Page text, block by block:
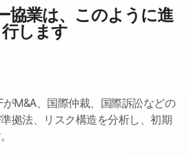
ンバー紹介
協業は、このように進
行します
M&A、国際仲裁、国際訴訟などの
拠法、リスク構造を分析し、初期